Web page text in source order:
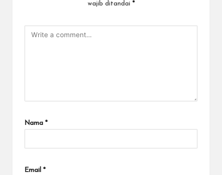
wajib ditandai *
Nama *
Email *